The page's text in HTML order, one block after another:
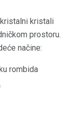
kristali
prostoru.
načine:
rombida